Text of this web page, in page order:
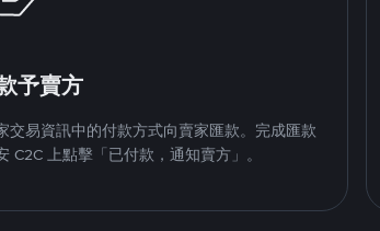
予賣方
交易資訊中的付款方式向賣家匯款。完成匯款
C2C 上點擊「已付款，通知賣方」。